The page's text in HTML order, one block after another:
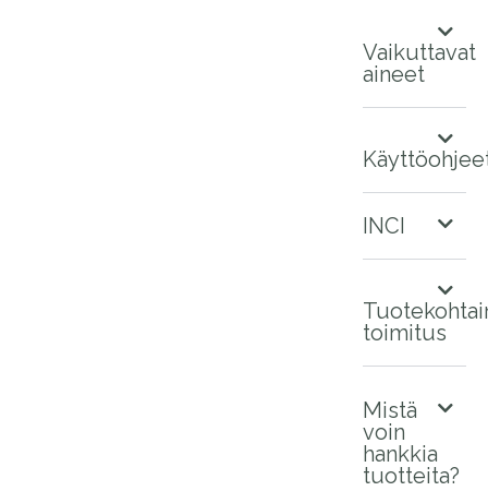
Vaikuttavat
aineet
INCI
toimitus
Mistä
voin
hankkia
tuotteita?